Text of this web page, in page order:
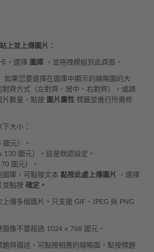
上並上傳圖片：
，選擇 圖庫 ，並拖拽模組到此頁面。
如果您要選擇在圖庫中顯示的縮略圖的大
對齊方式（左對齊、居中、右對齊），或調
片數量，點按 圖片屬性 標籤並進行所需修
大小：
元）。
130 圖元）。這是默認設定。
圖元）。
圖庫，可點按文本 點按此處上傳圖片
，選擇
並點按 確定。
傳多個圖片。只支援 GIF、JPEG 與 PNG
圖像不要超過 1024 x 768 圖元。
題與描述，可點按相應的縮略圖，點按標題